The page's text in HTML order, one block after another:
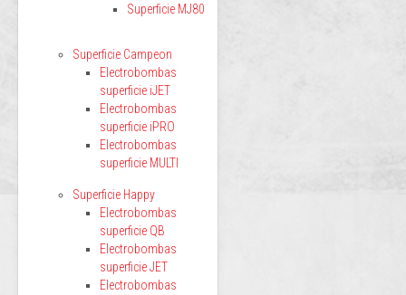
Superficie MJ80
Superficie Campeon
Electrobombas
superficie iJET
Electrobombas
superficie iPRO
Electrobombas
superficie MULTI
Superficie Happy
Electrobombas
superficie QB
Electrobombas
superficie JET
Electrobombas